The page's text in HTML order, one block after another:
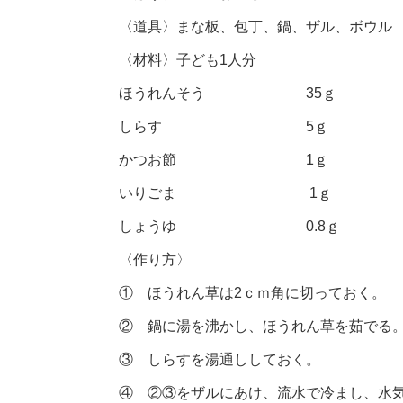
〈道具〉まな板、包丁、鍋、ザル、ボウル
〈材料〉子ども1人分
ほうれんそう 35ｇ
しらす 5ｇ
かつお節 1ｇ
いりごま 1ｇ
しょうゆ 0.8ｇ
〈作り方〉
① ほうれん草は2ｃｍ角に切っておく。
② 鍋に湯を沸かし、ほうれん草を茹でる。
③ しらすを湯通ししておく。
④ ②③をザルにあけ、流水で冷まし、水気